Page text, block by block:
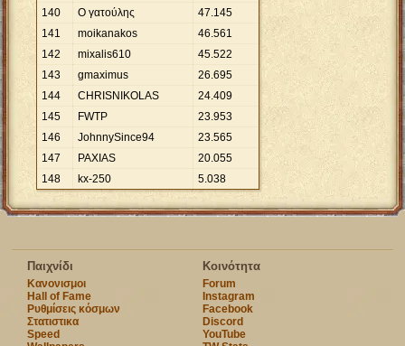
140
Ο γατούλης 47.145
141
moikanakos 46.561
142
mixalis610 45.522
143
gmaximus 26.695
144
CHRISNIKOLAS 24.409
145
FWTP 23.953
146
JohnnySince94 23.565
147
PAXIAS 20.055
148
kx-250 5.038
Παιχνίδι
Κανονισμοι
Hall of Fame
Ρυθμίσεις κόσμων
Στατιστικα
Speed
Κοινότητα
Forum
Instagram
Facebook
Discord
YouTube